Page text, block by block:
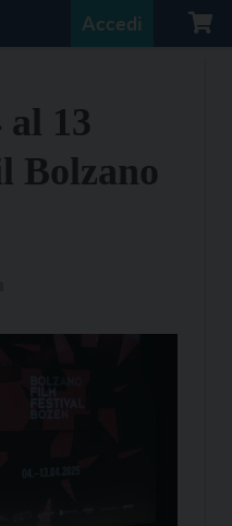
Accedi
13
Bolzano